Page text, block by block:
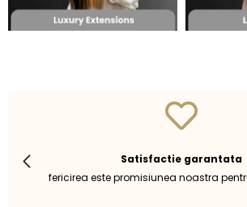
Satisfactie garantata
fericirea este promisiunea noastra